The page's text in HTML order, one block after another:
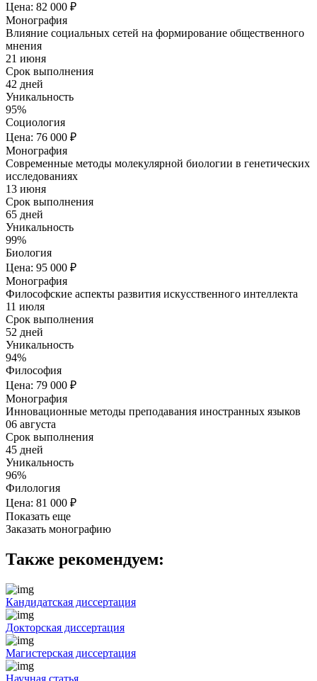
Цена: 82 000 ₽
Монография
Влияние социальных сетей на формирование общественного
мнения
21 июня
Срок выполнения
42 дней
Уникальность
95%
Социология
Цена: 76 000 ₽
Монография
Современные методы молекулярной биологии в генетических
исследованиях
13 июня
Срок выполнения
65 дней
Уникальность
99%
Биология
Цена: 95 000 ₽
Монография
Философские аспекты развития искусственного интеллекта
11 июля
Срок выполнения
52 дней
Уникальность
94%
Философия
Цена: 79 000 ₽
Монография
Инновационные методы преподавания иностранных языков
06 августа
Срок выполнения
45 дней
Уникальность
96%
Филология
Цена: 81 000 ₽
Показать еще
Заказать монографию
Также рекомендуем:
Кандидатская диссертация
Докторская диссертация
Магистерская диссертация